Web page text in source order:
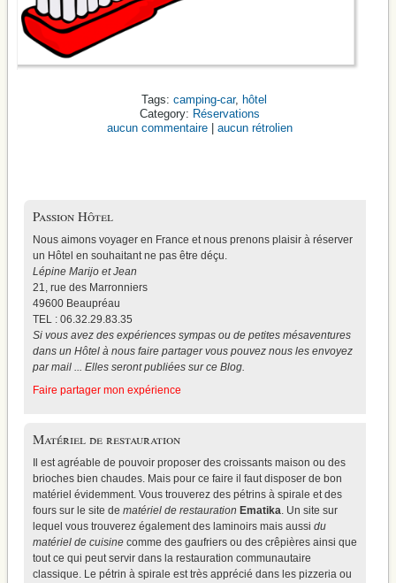
camping-car, hôtel
Réservations
aucun commentaire| aucun rétrolien
Passion Hôtel
Nous aimons voyager en France et nous prenons plaisir à réserver
un Hôtel en souhaitant ne pas être déçu.
Lépine Marijo et Jean
21, rue des Marronniers
49600 Beaupréau
TEL : 06.32.29.83.35
Si vous avez des expériences sympas ou de petites mésaventures
dans un Hôtel à nous faire partager vous pouvez nous les envoyez
par mail ... Elles seront publiées sur ce Blog.
Faire partager mon expérience
Matériel de restauration
Il est agréable de pouvoir proposer des croissants maison ou des
brioches bien chaudes. Mais pour ce faire il faut disposer de bon
matériel évidemment. Vous trouverez des pétrins à spirale et des
fours sur le site de matériel de restauration Ematika . Un site sur
lequel vous trouverez également des laminoirs mais aussi du
matériel de cuisinecomme des gaufriers ou des crêpières ainsi que
tout ce qui peut servir dans la restauration communautaire
classique. Le pétrin à spirale est très apprécié dans les pizzeria ou